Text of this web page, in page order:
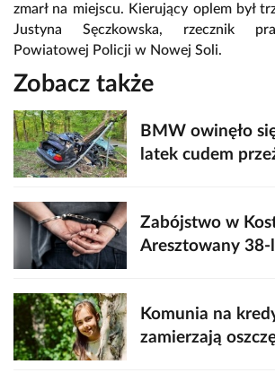
zmarł na miejscu. Kierujący oplem był
Justyna Sęczkowska, rzecznik
Powiatowej Policji w Nowej Soli.
Zobacz także
BMW owinęło
latek cudem
Zabójstwo w
Aresztowany 38-
Komunia na
zamierzają